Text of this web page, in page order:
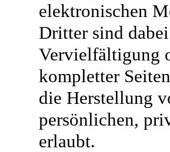
elektronischen
Dritter sind
Vervielfältigung
kompletter
die Herstellung
persönlichen,
erlaubt.